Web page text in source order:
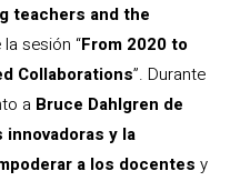
teachers and the
la sesión “From 2020 to
Collaborations”. Durante
a Bruce Dahlgren de
y la
a los docentes y